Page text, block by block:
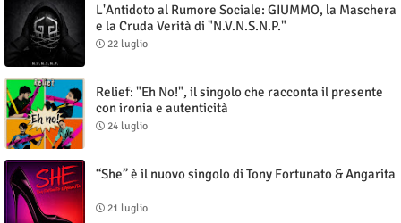
L'Antidoto al Rumore Sociale: GIUMMO, la Maschera
e la Cruda Verità di "N.V.N.S.N.P."
22 luglio
Relief: "Eh No!", il singolo che racconta il presente
con ironia e autenticità
24 luglio
“She” è il nuovo singolo di Tony Fortunato & Angarita
21 luglio